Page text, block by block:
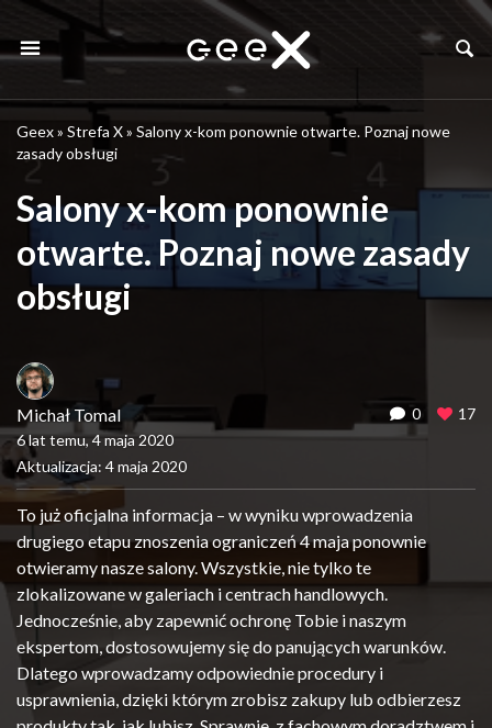
Geex» Strefa X» Salony x-kom ponownie otwarte. Poznaj nowe
zasady obsługi
Salony x-kom ponownie
otwarte. Poznaj nowe zasady
obsługi
Michał Tomal
6 lat temu, 4 maja 2020
Aktualizacja: 4 maja 2020
0 17
To już oficjalna informacja – w wyniku wprowadzenia
drugiego etapu znoszenia ograniczeń 4 maja ponownie
otwieramy nasze salony. Wszystkie, nie tylko te
zlokalizowane w galeriach i centrach handlowych.
Jednocześnie, aby zapewnić ochronę Tobie i naszym
ekspertom, dostosowujemy się do panujących warunków.
Dlatego wprowadzamy odpowiednie procedury i
usprawnienia, dzięki którym zrobisz zakupy lub odbierzesz